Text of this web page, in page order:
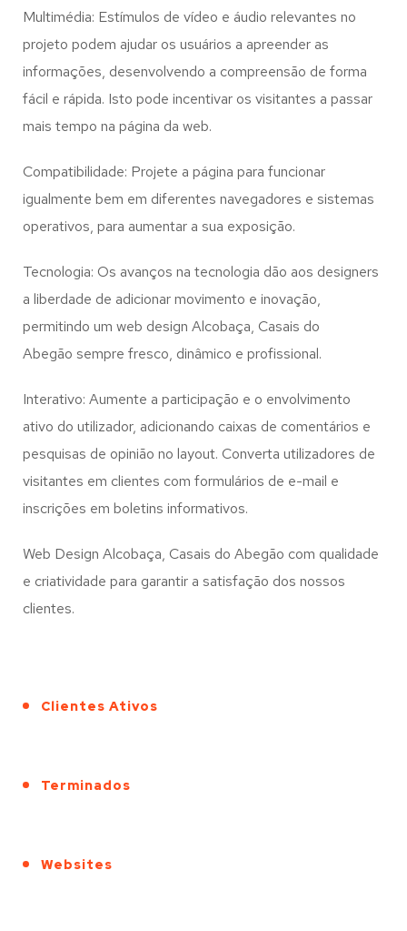
Multimédia: Estímulos de vídeo e áudio relevantes no
projeto podem ajudar os usuários a apreender as
informações, desenvolvendo a compreensão de forma
fácil e rápida. Isto pode incentivar os visitantes a passar
mais tempo na página da web.
Compatibilidade: Projete a página para funcionar
igualmente bem em diferentes navegadores e sistemas
operativos, para aumentar a sua exposição.
Tecnologia: Os avanços na tecnologia dão aos designers
a liberdade de adicionar movimento e inovação,
permitindo um web design Alcobaça, Casais do
Abegão sempre fresco, dinâmico e profissional.
Interativo: Aumente a participação e o envolvimento
ativo do utilizador, adicionando caixas de comentários e
pesquisas de opinião no layout. Converta utilizadores de
visitantes em clientes com formulários de e-mail e
inscrições em boletins informativos.
Web Design Alcobaça, Casais do Abegão com qualidade
e criatividade para garantir a satisfação dos nossos
clientes.
Clientes Ativos
Terminados
Websites